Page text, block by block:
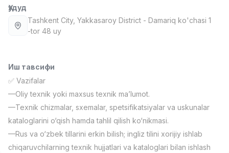
Фармацевт
3,000,000 - 10,000,000 sum
TOP
Сотув Оператори (Фақат қизлар!)
Келишилади
NAFF
Full time job
Ish joyidan
Сотув бўйича агент
Келишилади
TOP
Ҳудуд
Tashkent City, Yakkasaroy District - Damariq ko'chasi 1
-tor 48 uy
Иш тавсифи
✅ Vazifalar
—Oliy texnik yoki maxsus texnik ma’lumot.
—Texnik chizmalar, sxemalar, spetsifikatsiyalar va uskunalar
kataloglarini o‘qish hamda tahlil qilish ko‘nikmasi.
—Rus va o‘zbek tillarini erkin bilish; ingliz tilini xorijiy ishlab
chiqaruvchilarning texnik hujjatlari va kataloglari bilan ishlash
Вакансиялар Соҳалар Корхоналар Профил